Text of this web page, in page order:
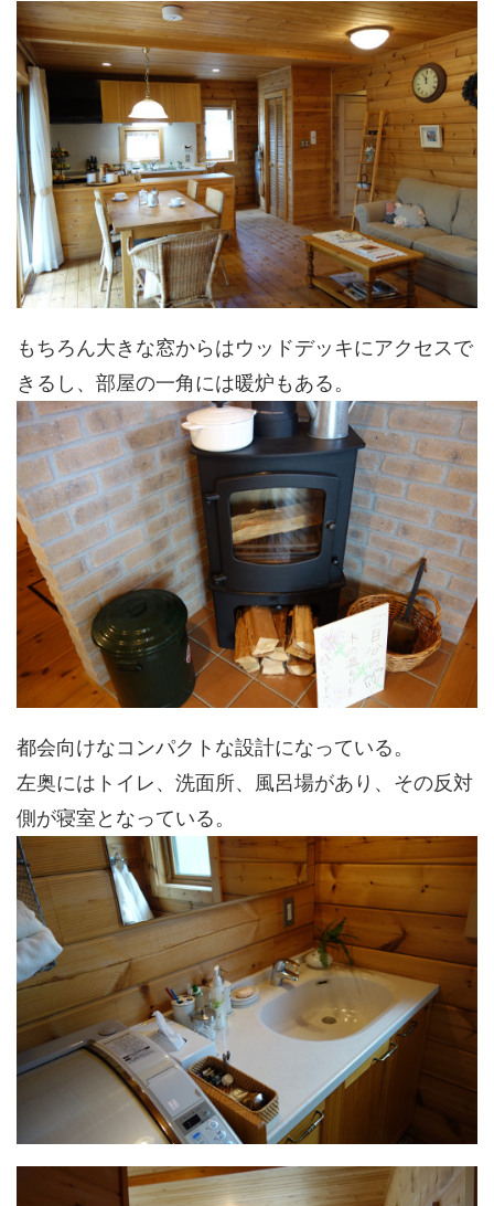
もちろん大きな窓からはウッドデッキにアクセスで
きるし、部屋の一角には暖炉もある。
都会向けなコンパクトな設計になっている。
左奥にはトイレ、洗面所、風呂場があり、その反対
側が寝室となっている。